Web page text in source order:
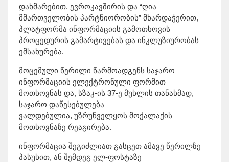
დახმარებით. ევროკავშირის და “ღია
მმართველობის პარტნიორობის” მხარდაჭერით,
პლატფორმა ინფორმაციის გამოთხოვის
პროცედურის გამარტივებას და ინკლუზიურობას
ემსახურება.
მოცემული წერილი წარმოადგენს საჯარო
ინფორმაციის ელექტრონული ფორმით
მოთხოვნას და, სზაკ-ის 37-ე მუხლის თანახმად,
საჯარო დაწესებულება
ვალდებულია, უზრუნველყოს მოქალაქის
მოთხოვნაზე რეაგირება.
ინფორმაცია შეგიძლიათ გასცეთ ამავე წერილზე
პასუხით, ან შემდეგ ელ-ფოსტაზე